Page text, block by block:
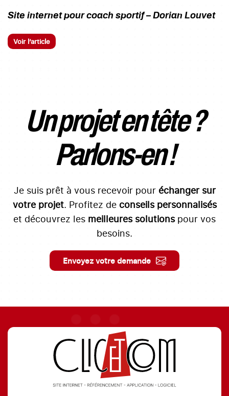
Site internet pour coach sportif – Dorian Louvet
Voir l’article
Un projet en tête ?
Parlons-en !
Je suis prêt à vous recevoir pour échanger sur
votre projet. Profitez de conseils personnalisés
et découvrez les meilleures solutionspour vos
besoins.
Envoyez votre demande